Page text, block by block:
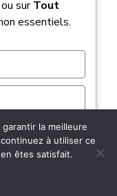
série ou un
sur
saisies
de déblocage
mon
surTout
essentiels.
la meilleure
à utiliser ce
êtes satisfait.